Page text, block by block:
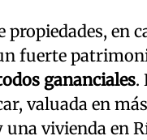
propiedades, en
fuerte
gananciales.
valuada en
una vivienda en